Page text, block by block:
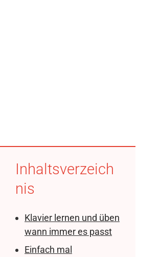
Inhaltsverzeich
nis
Klavier lernen und üben
wann immer es passt
Einfach mal